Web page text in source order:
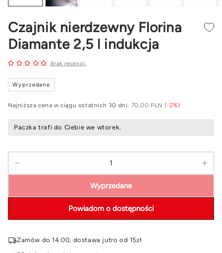
Czajnik nierdzewny Florina
Diamante 2,5 l indukcja
Brak recenzji
Wyprzedane
Najniższa cena w ciągu ostatnich 30 dni: 70,00 PLN (-2%)
Paczka trafi do Ciebie we wtorek.
ilość
Czajnik
Florina
2,5
ilość
Wyprzedane
Powiadom o dostępności
Zamów do 14:00, dostawa jutro od 15zł